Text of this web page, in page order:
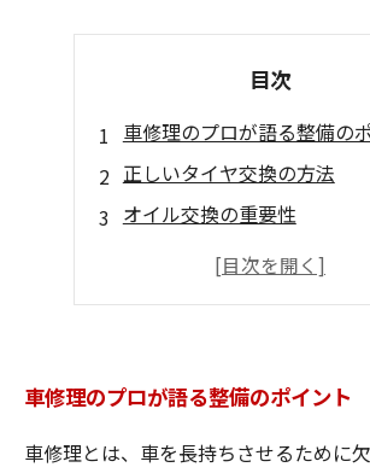
目次
車修理のプロが語る整備の
正しいタイヤ交換の方法
オイル交換の重要性
ブレーキパッド交換のタイミ
車修理のプロが語る整備のポイント
車修理とは、車を長持ちさせるために